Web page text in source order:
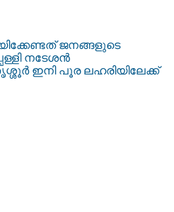
ജനങ്ങളുടെ
നടേശന്‍
ഇനി പൂര ലഹരിയിലേക്ക്